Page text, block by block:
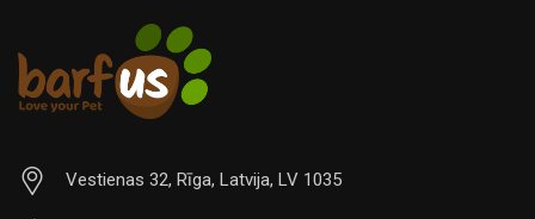
Vestienas 32, Rīga, Latvija, LV 1035